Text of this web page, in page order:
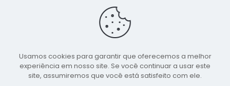
Centro, São Bento do Una - PE. CEP: 553370-128
TELEFONE: (81) 99548-1569
E-MAIL: ouvidoria@saobentodouna.pe.gov.br
Copyright 2021-2026 - Assessoria de Comunicação da
Prefeitura de São Bento do Una - PE
Usamos cookies para garantir que oferecemos a melhor
experiência em nosso site. Se você continuar a usar este
site, assumiremos que você está satisfeito com ele.